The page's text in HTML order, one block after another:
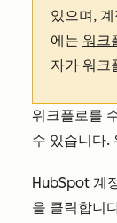
있으며,
에는 워크
자가 워크
워크플로를
수 있습니다.
HubSpot 계
을 클릭합니